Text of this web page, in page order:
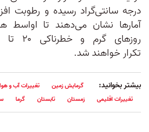
درجه سانتی‌گراد رسیده و رطوبت
آمار‌ها نشان می‌دهند تا اواسط
تکرار خواهند شد.
بیشتر بخوانید: گرمایش زمین تغییرات آب و
تغییرات اقلیمی
زمستان تابستان گرما